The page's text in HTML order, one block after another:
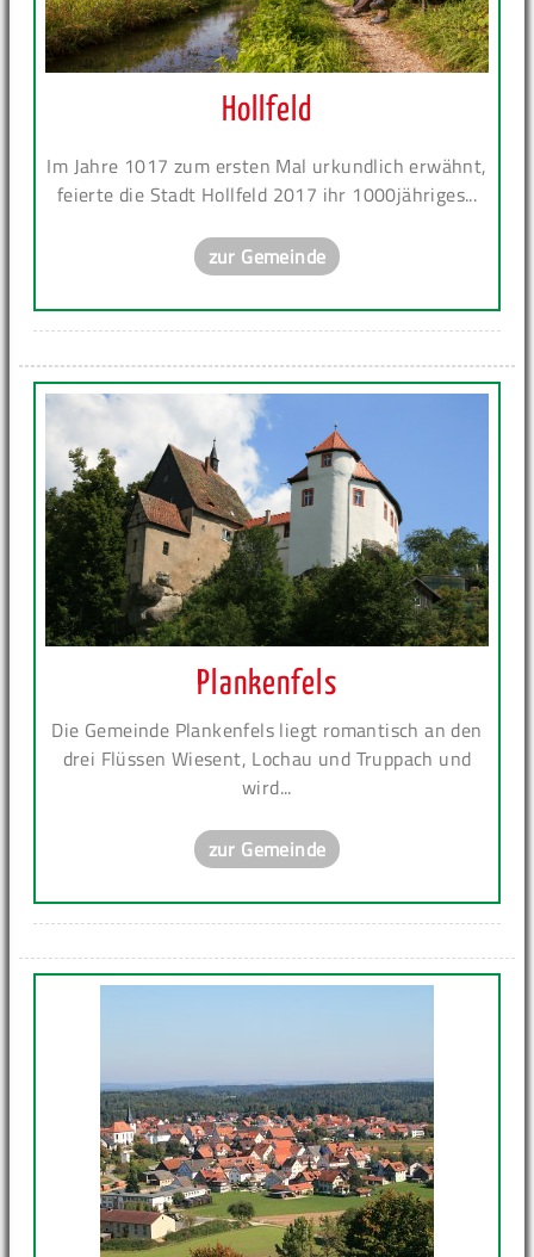
Hollfeld
Im Jahre 1017 zum ersten Mal urkundlich erwähnt,
feierte die Stadt Hollfeld 2017 ihr 1000jähriges...
zur Gemeinde
Plankenfels
Die Gemeinde Plankenfels liegt romantisch an den
drei Flüssen Wiesent, Lochau und Truppach und
wird...
zur Gemeinde